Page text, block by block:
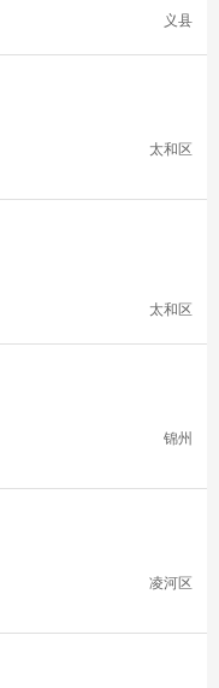
义县
太和区
太和区
锦州
凌河区